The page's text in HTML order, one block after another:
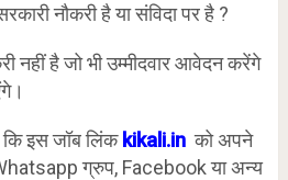
नौकरी है या संविदा पर है ?
नहीं है जो भी उम्मीदवार आवेदन करेंगे
इस जॉब लिंक kikali.inको अपने
ग्रुप, Facebook या अन्य